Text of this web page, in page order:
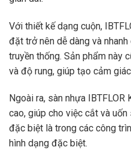
Với thiết kế dạng cuộn,
đặt trở nên dễ dàng và
truyền thống. Sản phẩm này
và độ rung, giúp tạo cảm
Ngoài ra, sàn nhựa
cao, giúp cho việc cắt và
đặc biệt là trong các công
hình dạng đặc biệt.